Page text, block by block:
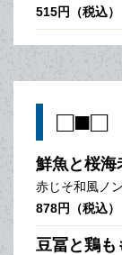
515円（税込）
□■□
鮮魚と桜海
赤じそ和風ノ
878円（税込）
豆冨と鶏も